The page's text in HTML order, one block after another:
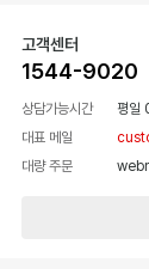
고객센터
1544-9020
상담가능시간 평일
대표 메일
대량 주문